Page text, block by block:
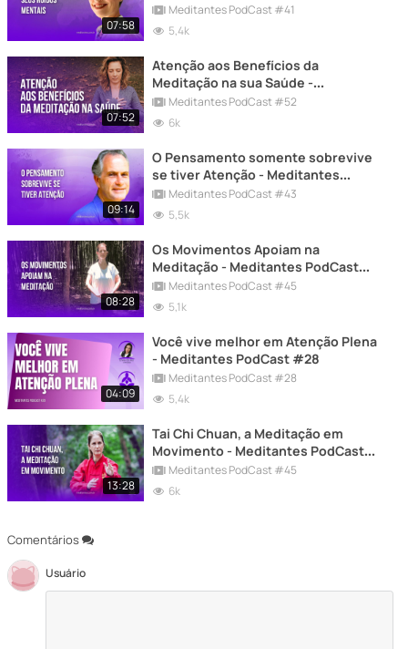
Comentários
Usuário
07:58
Meditantes PodCast #41
5,4k
07:52
Atenção aos Benefícios da
Meditação na sua Saúde -
Meditantes PodCast #52
Meditantes PodCast #52
6k
09:14
O Pensamento somente sobrevive
se tiver Atenção - Meditantes
PodCast #43
Meditantes PodCast #43
5,5k
08:28
Os Movimentos Apoiam na
Meditação - Meditantes PodCast
#45Meditantes PodCast #45
5,1k
04:09
Você vive melhor em Atenção Plena
- Meditantes PodCast #28
Meditantes PodCast #28
5,4k
13:28
Tai Chi Chuan, a Meditação em
Movimento - Meditantes PodCast
#45Meditantes PodCast #45
6k